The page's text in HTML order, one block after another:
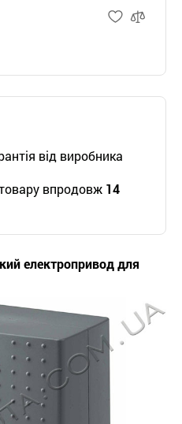
від виробника
впродовж 14
електропривод для